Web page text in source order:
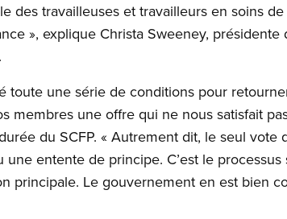
des travailleuses et travailleurs en soins
», explique Christa Sweeney,
toute une série de conditions pour
membres une offre qui ne nous satisfait
du SCFP. « Autrement dit, le seul vote
une entente de principe. C’est le
principale. Le gouvernement en est bien